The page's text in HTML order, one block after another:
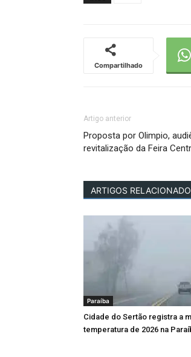
Compartilhado
Artigo anterior
Proposta por Olimpio,
revitalização da Feira
ARTIGOS
Paraíba
Cidade do Sertão registra a
temperatura de 2026 na